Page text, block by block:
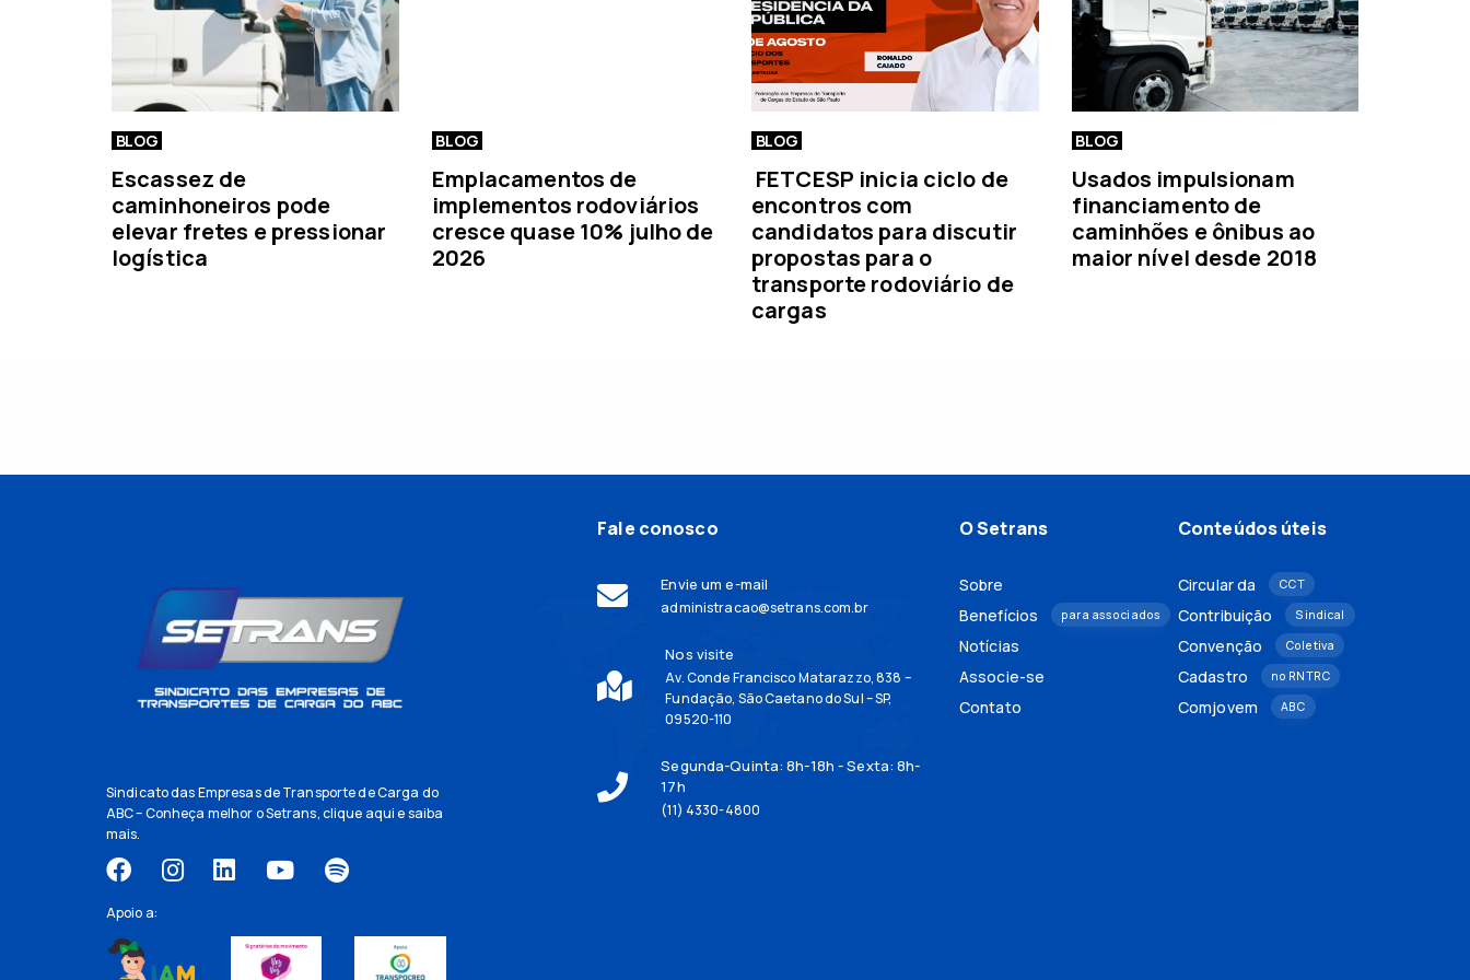
BLOG
Escassez de
caminhoneiros pode
elevar fretes e pressionar
logística
BLOG
Emplacamentos de
implementos rodoviários
cresce quase 10% julho de
2026
BLOG
FETCESP inicia ciclo de
encontros com
candidatos para discutir
propostas para o
transporte rodoviário de
cargas
BLOG
Usados impulsionam
financiamento de
caminhões e ônibus ao
maior nível desde 2018
Sindicato das Empresas de Transporte de Carga do
ABC – Conheça melhor o Setrans,clique aquie saiba
mais.
Apoio a:
Fale conosco
Envie um e-mail
administracao@setrans.com.br
Nos visite
Av. Conde Francisco Matarazzo, 838 –
Fundação, São Caetano do Sul – SP,
09520-110
Segunda-Quinta: 8h-18h - Sexta: 8h-
17h
(11) 4330-4800
O Setrans
Sobre
Benefícios
para associados
Notícias
Associe-se
Contato
Conteúdos úteis
Circular da CCT
Contribuição Sindical
Convenção Coletiva
Cadastro no RNTRC
Comjovem ABC